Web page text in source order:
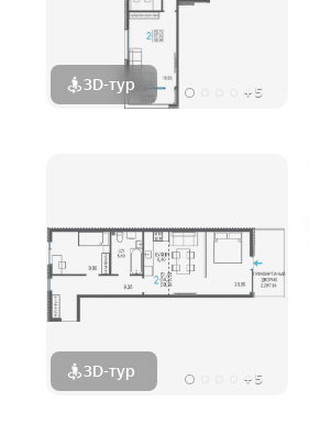
3D-тур + 5
3D-тур + 5